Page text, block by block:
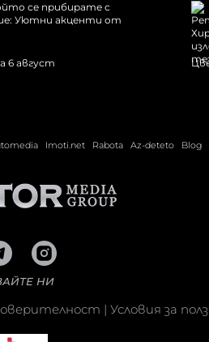
се прибирате с
Уютни акценти от
6 август
Imoti.net Rabota Az-deteto Blog
НИ
| Условия за